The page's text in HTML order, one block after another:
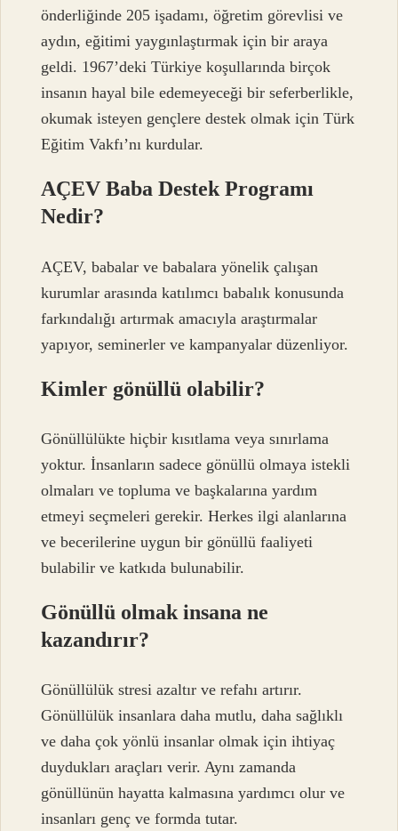
önderliğinde 205 işadamı, öğretim görevlisi ve
aydın, eğitimi yaygınlaştırmak için bir araya
geldi. 1967’deki Türkiye koşullarında birçok
insanın hayal bile edemeyeceği bir seferberlikle,
okumak isteyen gençlere destek olmak için Türk
Eğitim Vakfı’nı kurdular.
AÇEV Baba Destek Programı
Nedir?
AÇEV, babalar ve babalara yönelik çalışan
kurumlar arasında katılımcı babalık konusunda
farkındalığı artırmak amacıyla araştırmalar
yapıyor, seminerler ve kampanyalar düzenliyor.
Kimler gönüllü olabilir?
Gönüllülükte hiçbir kısıtlama veya sınırlama
yoktur. İnsanların sadece gönüllü olmaya istekli
olmaları ve topluma ve başkalarına yardım
etmeyi seçmeleri gerekir. Herkes ilgi alanlarına
ve becerilerine uygun bir gönüllü faaliyeti
bulabilir ve katkıda bulunabilir.
Gönüllü olmak insana ne
kazandırır?
Gönüllülük stresi azaltır ve refahı artırır.
Gönüllülük insanlara daha mutlu, daha sağlıklı
ve daha çok yönlü insanlar olmak için ihtiyaç
duydukları araçları verir. Aynı zamanda
gönüllünün hayatta kalmasına yardımcı olur ve
insanları genç ve formda tutar.